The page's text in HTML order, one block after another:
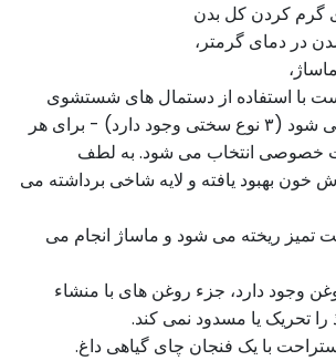
گرم کردن کل بدن
در دمای گرمتر،
با استفاده از دستمال های شستشوی
Kese انجام می شود (۳ نوع سختی وجود دارد) - برای هر
خصوصی انتخاب می شود. به لطف
بهبود یافته و لایه شاخی برداشته می
تمیز ریخته می شود و ماساژ انجام می
وجود دارد، جزء روغن های با منشاء
را تحریک یا مسدود نمی کند.
با یک فنجان چای گیاهی داغ.